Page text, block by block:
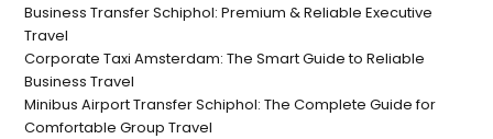
Business Transfer Schiphol: Premium & Reliable Executive
Travel
Corporate Taxi Amsterdam: The Smart Guide to Reliable
Business Travel
Minibus Airport Transfer Schiphol: The Complete Guide for
Comfortable Group Travel